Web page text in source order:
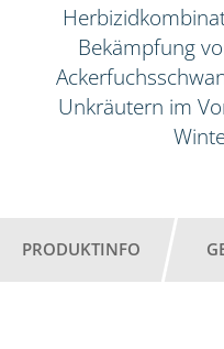
Bekämpfung
Unkräutern im
PRODUKTINFO